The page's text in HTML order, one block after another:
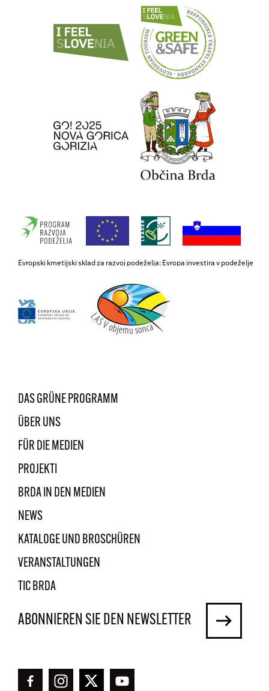
Evropski kmetijski sklad za razvoj podeželja: Evropa investira v podeželje
DAS GRÜNE PROGRAMM
ÜBER UNS
FÜR DIE MEDIEN
PROJEKTI
BRDA IN DEN MEDIEN
NEWS
KATALOGE UND BROSCHÜREN
VERANSTALTUNGEN
TIC BRDA
ABONNIEREN SIE DEN NEWSLETTER